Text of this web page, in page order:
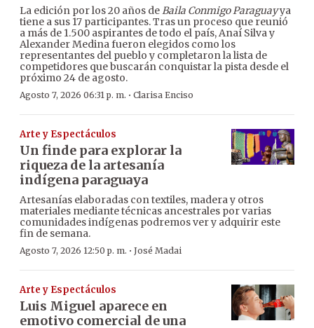
La edición por los 20 años deBaila Conmigo Paraguayya
tiene a sus 17 participantes. Tras un proceso que reunió
a más de 1.500 aspirantes de todo el país, Anaí Silva y
Alexander Medina fueron elegidos como los
representantes del pueblo y completaron la lista de
competidores que buscarán conquistar la pista desde el
próximo 24 de agosto.
Agosto 7, 2026 06:31 p. m. · Clarisa Enciso
Arte y Espectáculos
Un finde para explorar la
riqueza de la artesanía
indígena paraguaya
Artesanías elaboradas con textiles, madera y otros
materiales mediante técnicas ancestrales por varias
comunidades indígenas podremos ver y adquirir este
fin de semana.
Agosto 7, 2026 12:50 p. m. · José Madai
Arte y Espectáculos
Luis Miguel aparece en
emotivo comercial de una